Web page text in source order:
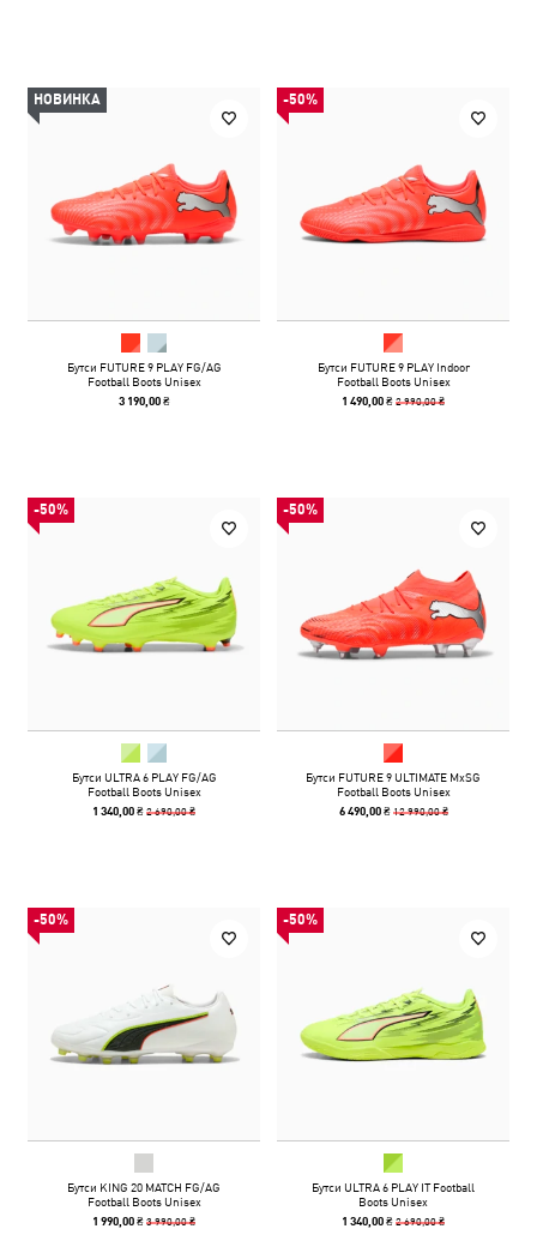
НОВИНКА
Бутси FUTURE 9 PLAY FG/AG
Football Boots Unisex
3 190,00 ₴
-50%
Бутси FUTURE 9 PLAY Indoor
Football Boots Unisex
1 490,00 ₴2 990,00 ₴
-50%
Бутси ULTRA 6 PLAY FG/AG
Football Boots Unisex
1 340,00 ₴2 690,00 ₴
-50%
Бутси FUTURE 9 ULTIMATE MxSG
Football Boots Unisex
6 490,00 ₴ 12 990,00 ₴
-50%
Бутси KING 20 MATCH FG/AG
Football Boots Unisex
1 990,00 ₴3 990,00 ₴
-50%
Бутси ULTRA 6 PLAY IT Football
Boots Unisex
1 340,00 ₴2 690,00 ₴